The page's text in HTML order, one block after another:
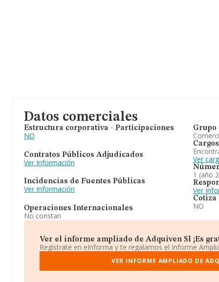
Datos comerciales
Estructura corporativa - Participaciones
NO
Contratos Públicos Adjudicados
Ver Información
Incidencias de Fuentes Públicas
Ver Información
Operaciones Internacionales
No constan
Grupo
Cargos
Ver
1 (año
Ver
Cotiza
NO
Ver el informe ampliado de Adquiven Sl ¡Es
Regístrate en eInforma y te regalamos el Informe
VER INFORME AMPLIADO DE